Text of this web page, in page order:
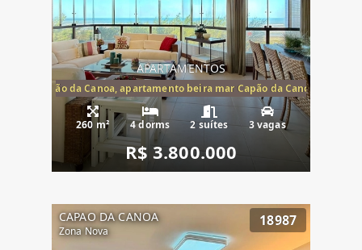
APARTAMENTOS
mar Capão da Canoa, apartamento beira mar Capão da Canoa,
260 m² 4 dorms 2 suítes 3 vagas
R$ 3.800.000
CAPAO DA CANOA
Zona Nova
18987